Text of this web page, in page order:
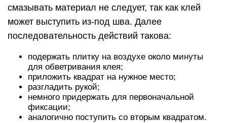
смазывать материал не следует, так как клей
может выступить из-под шва. Далее
последовательность действий такова:
подержать плитку на воздухе около минуты
для обветривания клея;
приложить квадрат на нужное место;
разгладить рукой;
немного придержать для первоначальной
фиксации;
аналогично поступить со вторым квадратом.